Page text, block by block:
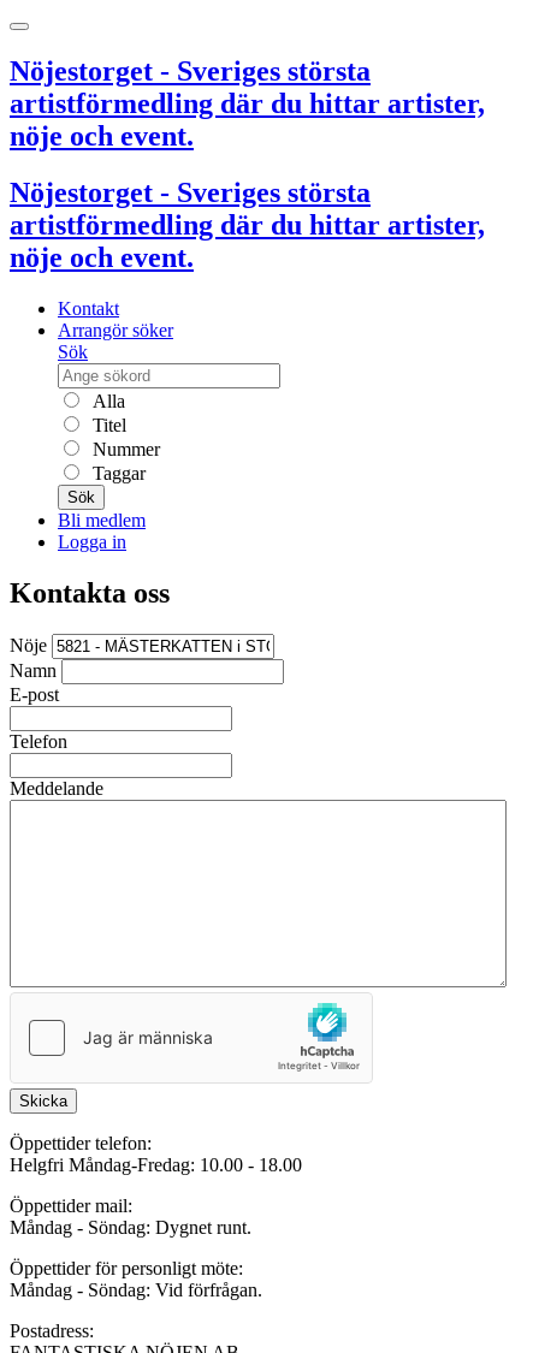
Nöjestorget - Sveriges största
artistförmedling där du hittar artister,
nöje och event.
Nöjestorget - Sveriges största
artistförmedling där du hittar artister,
nöje och event.
Kontakt
Arrangör söker
Sök
Alla
Titel
Nummer
Taggar
Sök
Bli medlem
Logga in
Kontakta oss
Nöje
Namn
E-post
Telefon
Meddelande
Skicka
Öppettider telefon:
Helgfri Måndag-Fredag: 10.00 - 18.00
Öppettider mail:
Måndag - Söndag: Dygnet runt.
Öppettider för personligt möte:
Måndag - Söndag: Vid förfrågan.
Postadress: